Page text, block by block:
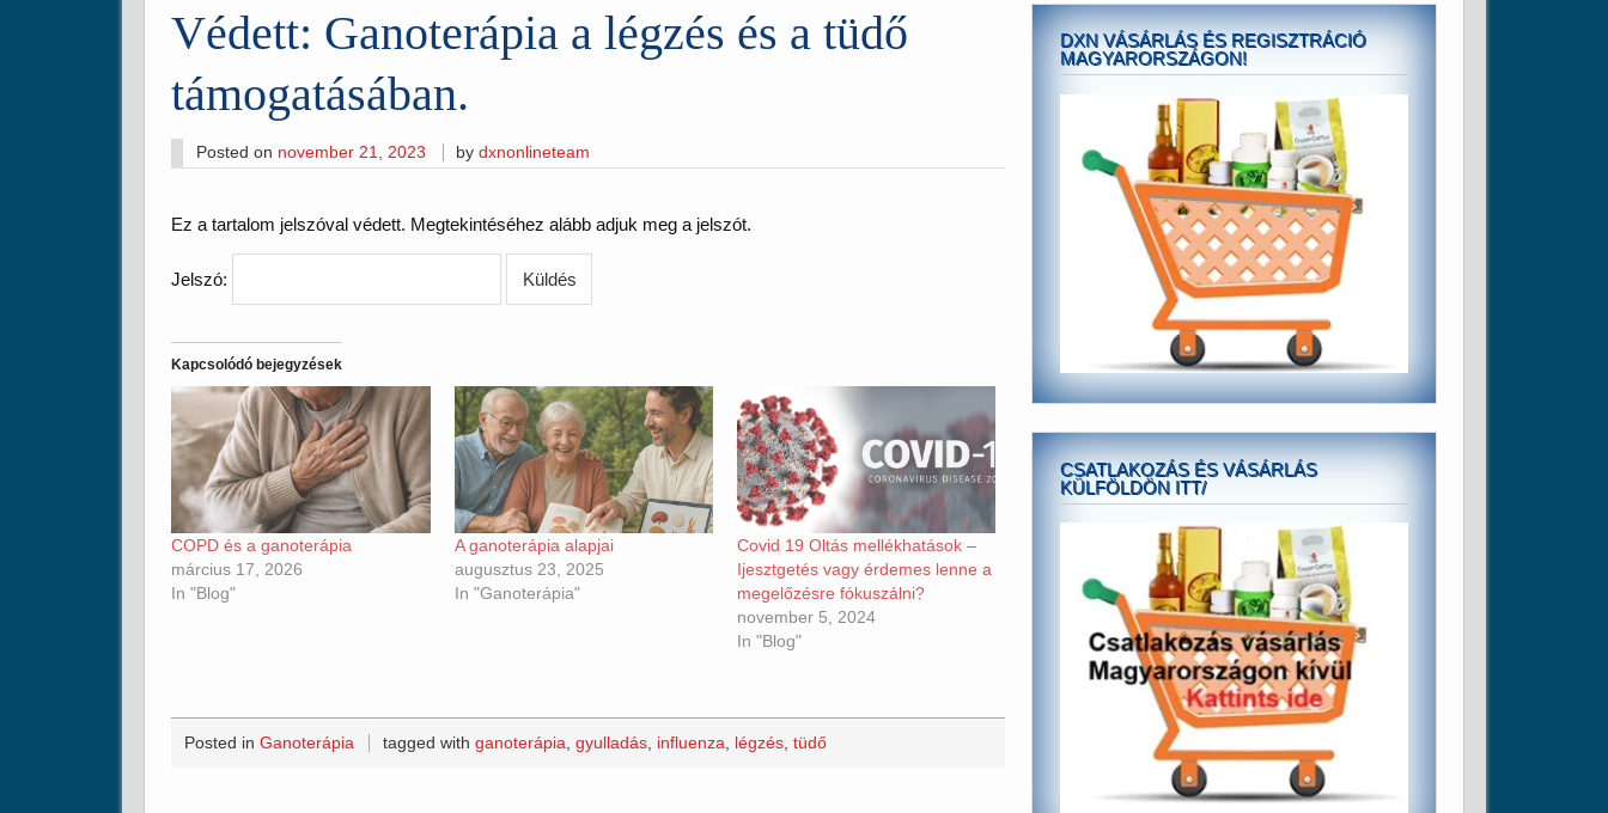
Védett: Ganoterápia a légzés és a tüdő
támogatásában.
Posted on november 21, 2023 bydxnonlineteam
Ez a tartalom jelszóval védett. Megtekintéséhez alább adjuk meg a jelszót.
Jelszó:
Kapcsolódó bejegyzések
COPD és a ganoterápia
március 17, 2026
In "Blog"
A ganoterápia alapjai
augusztus 23, 2025
In "Ganoterápia"
Covid 19 Oltás mellékhatások –
Ijesztgetés vagy érdemes lenne a
megelőzésre fókuszálni?
november 5, 2024
In "Blog"
Posted in Ganoterápia tagged withganoterápia ,gyulladás influenza légzés ,tüdő
DXN VÁSÁRLÁS ÉS REGISZTRÁCIÓ
MAGYARORSZÁGON!
CSATLAKOZÁS ÉS VÁSÁRLÁS
KÜLFÖLDÖN ITT/